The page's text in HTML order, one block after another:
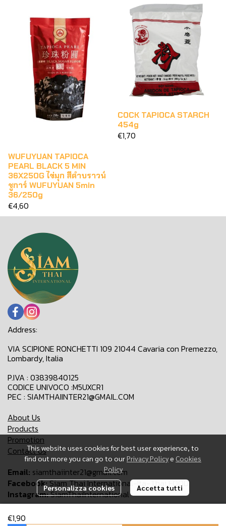
WUFUYUAN TAPIOCA
PEARL BLACK 5 MIN
36X250G ไข่มุก สีดำบราวน์
ชูการ์ WUFUYUAN 5min
36/250g
€4,60
COCK TAPIOCA STARCH
454g
€1,70
€1,90
This website uses cookies for best user experience, to
find out more you can go to ourPrivacy Policye Cookies
Policy
Personalizza cookies Accetta tutti
Address:
VIA SCIPIONE RONCHETTI 109 21044 Cavaria con Premezzo,
Lombardy, Italia
P.IVA : 03839840125
CODICE UNIVOCO :M5UXCR1
PEC : SIAMTHAIINTER21@GMAIL.COM
About Us
Products
Promotion
Contact Us
Email: siamthaiinter21@gmail.com
Facebook:Siam Thai International-Ita-Thai FOOD
Instagram:SiamThaiInternational